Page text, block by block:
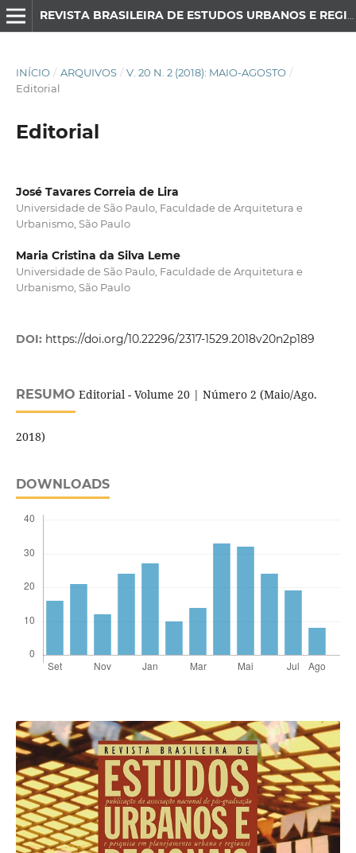
INÍCIO / ARQUIVOS / V. 20 N. 2 (2018): MAIO-AGOSTO /
Editorial
Editorial
José Tavares Correia de Lira
Universidade de São Paulo, Faculdade de Arquitetura e
Urbanismo, São Paulo
Maria Cristina da Silva Leme
Universidade de São Paulo, Faculdade de Arquitetura e
Urbanismo, São Paulo
DOI: https://doi.org/10.22296/2317-1529.2018v20n2p189
RESUMO Editorial - Volume 20 | Número 2 (Maio/Ago.
2018)
DOWNLOADS